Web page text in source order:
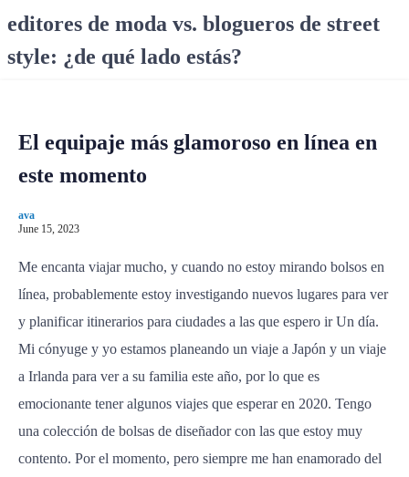
editores de moda vs. blogueros de street
style: ¿de qué lado estás?
El equipaje más glamoroso en línea en
este momento
ava
June 15, 2023
Me encanta viajar mucho, y cuando no estoy mirando bolsos en
línea, probablemente estoy investigando nuevos lugares para ver
y planificar itinerarios para ciudades a las que espero ir Un día.
Mi cónyuge y yo estamos planeando un viaje a Japón y un viaje
a Irlanda para ver a su familia este año, por lo que es
emocionante tener algunos viajes que esperar en 2020. Tengo
una colección de bolsas de diseñador con las que estoy muy
contento. Por el momento, pero siempre me han enamorado del